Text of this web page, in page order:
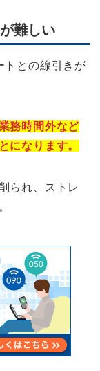
難しい
トとの線引きが
務時間外など
になります。
られ、ストレ